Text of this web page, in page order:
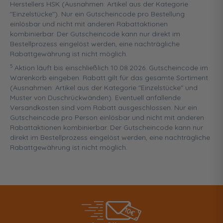
Herstellers HSK (Ausnahmen: Artikel aus der Kategorie
"Einzelstücke"). Nur ein Gutscheincode pro Bestellung
einlösbar und nicht mit anderen Rabattaktionen
kombinierbar. Der Gutscheincode kann nur direkt im
Bestellprozess eingelöst werden, eine nachträgliche
Rabattgewährung ist nicht möglich.
5 Aktion läuft bis einschließlich 10.08.2026. Gutscheincode im
Warenkorb eingeben. Rabatt gilt für das gesamte Sortiment
(Ausnahmen: Artikel aus der Kategorie "Einzelstücke" und
Muster von Duschrückwänden). Eventuell anfallende
Versandkosten sind vom Rabatt ausgeschlossen. Nur ein
Gutscheincode pro Person einlösbar und nicht mit anderen
Rabattaktionen kombinierbar. Der Gutscheincode kann nur
direkt im Bestellprozess eingelöst werden, eine nachträgliche
Rabattgewährung ist nicht möglich.